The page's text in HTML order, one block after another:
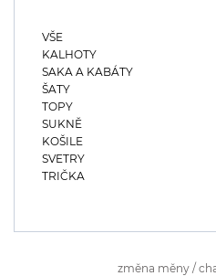
VŠE
KALHOTY
SAKA A KABÁTY
ŠATY
TOPY
SUKNĚ
KOŠILE
SVETRY
TRIČKA
změna měny /